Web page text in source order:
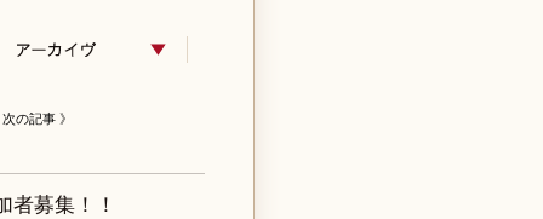
記事 》
募集！！